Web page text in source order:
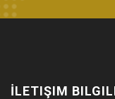
İLETIŞIM